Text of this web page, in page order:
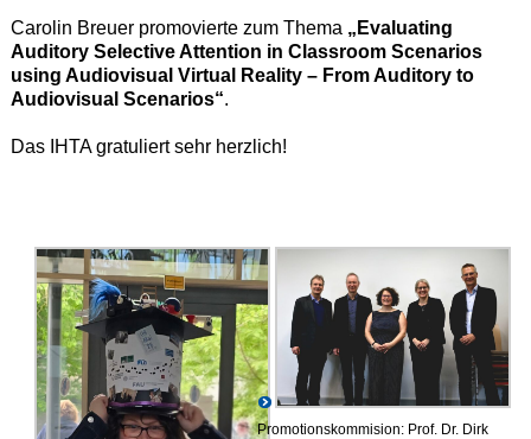
Carolin Breuer promovierte zum Thema „Evaluating
Auditory Selective Attention in Classroom Scenarios
using Audiovisual Virtual Reality – From Auditory to
Audiovisual Scenarios“.
Das IHTA gratuliert sehr herzlich!
Promotionskommision: Prof. Dr. Dirk